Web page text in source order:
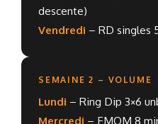
descente)
Vendredi – RD singles
SEMAINE 2 – VOLUME
Lundi – Ring Dip 3×6
Mercredi – EMOM 8